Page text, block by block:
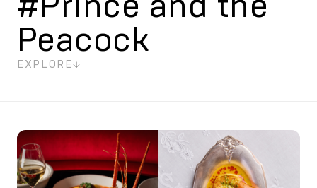
Peacock
EXPLORE
共4 筆搜尋結果